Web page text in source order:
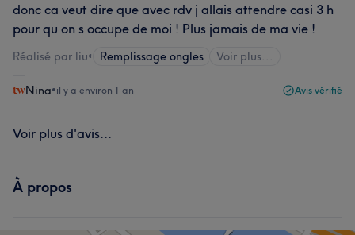
donc ca veut dire que avec rdv j allais attendre casi 3 h
pour qu on s occupe de moi ! Plus jamais de ma vie !
Réalisé par liu• Remplissage ongles Voir plus...
Nina•il y a environ 1 an Avis vérifié
Voir plus d'avis...
À propos